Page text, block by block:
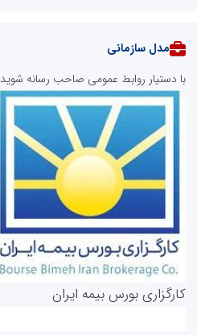
روابط عمومی خبرگزاری گزارش خبر
مدل سازمانی
با دستیار روابط عمومی صاحب رسانه شوید
کارگزاری بورس بیمه ایران